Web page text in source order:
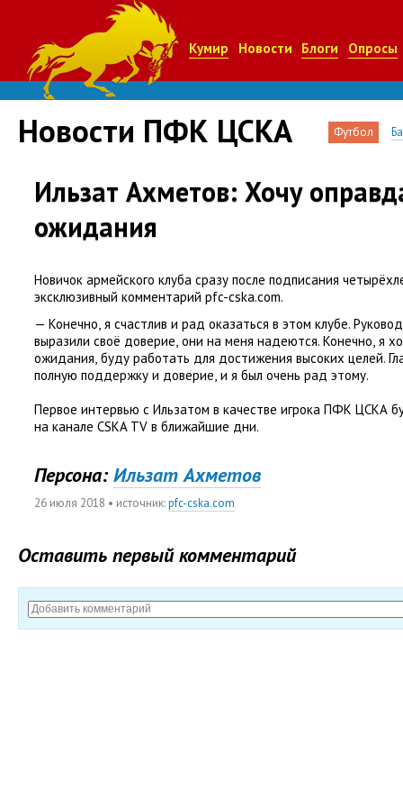
Кумир Новости Блоги Опросы
Новости ПФК ЦСКА Футбол
Ильзат Ахметов: Хочу
ожидания
Новичок армейского клуба сразу после подписания
эксклюзивный комментарий pfc-cska.com.
— Конечно, я счастлив и рад оказаться в этом клубе.
выразили своё доверие, они на меня надеются. Конечно, я
ожидания, буду работать для достижения высоких целей.
полную поддержку и доверие, и я был очень рад этому.
Первое интервью с Ильзатом в качестве игрока ПФК ЦСКА
на канале CSKA TV в ближайшие дни.
Персона: Ильзат Ахметов
26 июля 2018 • источник:pfc-cska.com
Оставить первый комментарий